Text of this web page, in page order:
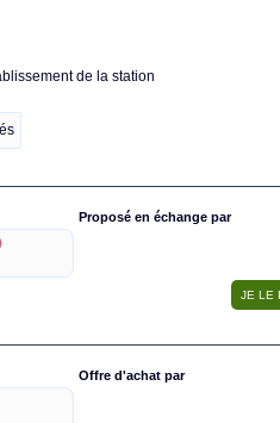
de la station
Proposé en échange par
Offre d'achat par